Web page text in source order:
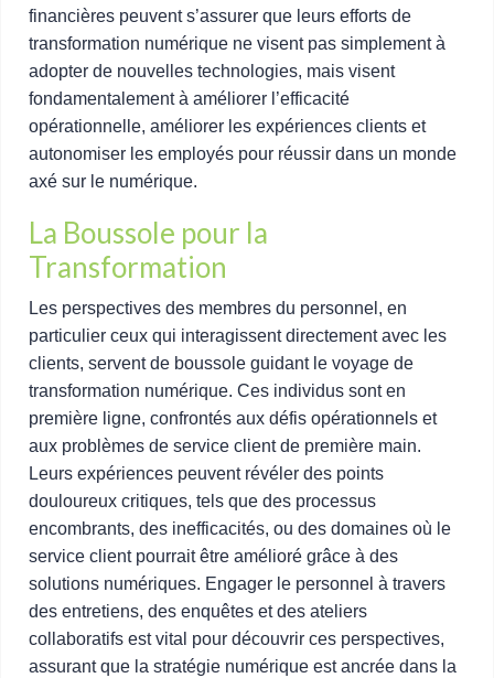
financières peuvent s’assurer que leurs efforts de
transformation numérique ne visent pas simplement à
adopter de nouvelles technologies, mais visent
fondamentalement à améliorer l’efficacité
opérationnelle, améliorer les expériences clients et
autonomiser les employés pour réussir dans un monde
axé sur le numérique.
La Boussole pour la
Transformation
Les perspectives des membres du personnel, en
particulier ceux qui interagissent directement avec les
clients, servent de boussole guidant le voyage de
transformation numérique. Ces individus sont en
première ligne, confrontés aux défis opérationnels et
aux problèmes de service client de première main.
Leurs expériences peuvent révéler des points
douloureux critiques, tels que des processus
encombrants, des inefficacités, ou des domaines où le
service client pourrait être amélioré grâce à des
solutions numériques. Engager le personnel à travers
des entretiens, des enquêtes et des ateliers
collaboratifs est vital pour découvrir ces perspectives,
assurant que la stratégie numérique est ancrée dans la